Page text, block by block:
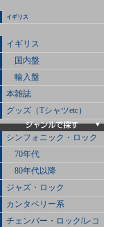
イギリス
イギリス
国内盤
輸入盤
本雑誌
グッズ（Tシャツetc）
シンフォニック・ロック
70年代
80年代以降
ジャズ・ロック
カンタベリー系
チェンバー・ロック/レコ